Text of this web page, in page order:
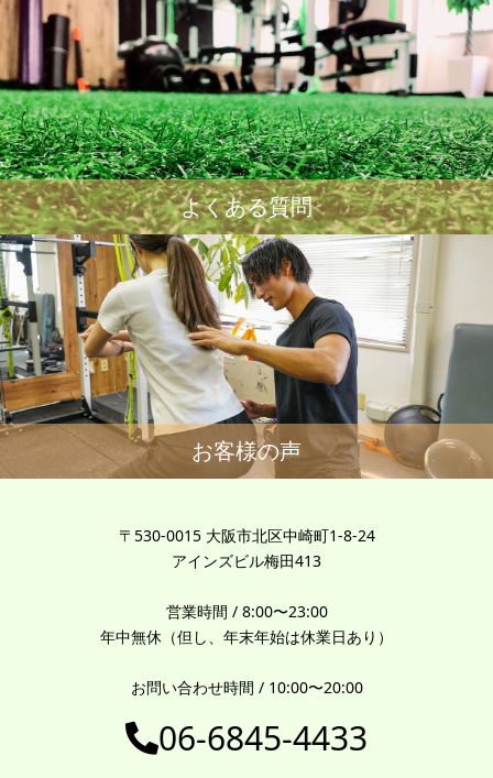
よくある質問
お客様の声
〒530-0015 大阪市北区中崎町1-8-24
アインズビル梅田413
営業時間 / 8:00〜23:00
年中無休（但し、年末年始は休業日あり）
お問い合わせ時間 / 10:00〜20:00
06-6845-4433